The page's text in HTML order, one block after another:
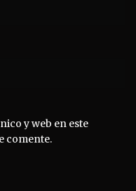
y web en este
comente.